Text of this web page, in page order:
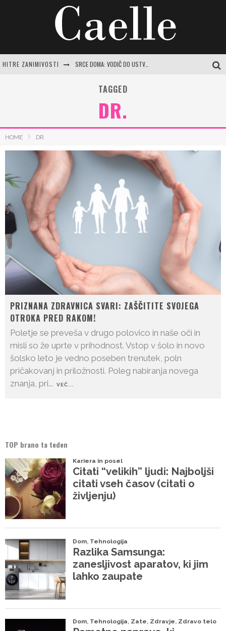
HITRE ZANIMIVOSTI
TAGGED
DR.
HOME DR.
PRIZNANA ZDRAVNICA SVARI: ZAŠČITITE SVOJEGA
OTROKA PRED RAKOM!
Poletje se preveša v drugo polovico in naše oči in
misli so že uprte v prihodnost. Vstop v šolo in novo
šolsko leto je vedno poseben trenutek, poln
pričakovanj in priložnosti. Poleg nabiranja novega
znanja, pri... VEČ...
TOP brano ta teden